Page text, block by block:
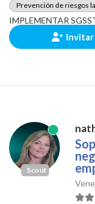
Prevención de riesgos
IMPLEMENTAR
Invitar
Scout